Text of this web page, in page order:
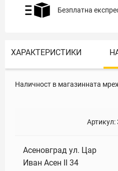
Безплатна
ХАРАКТЕРИСТИКИ
Наличност в магазинната
Артикул:
Асеновград ул. Цар
Иван Асен II 34